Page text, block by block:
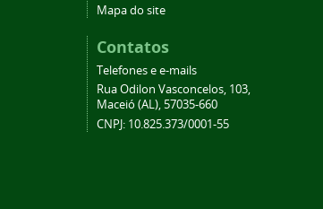
Mapa do site
Contatos
Telefones e e-mails
Rua Odilon Vasconcelos, 103,
Maceió (AL), 57035-660
CNPJ: 10.825.373/0001-55